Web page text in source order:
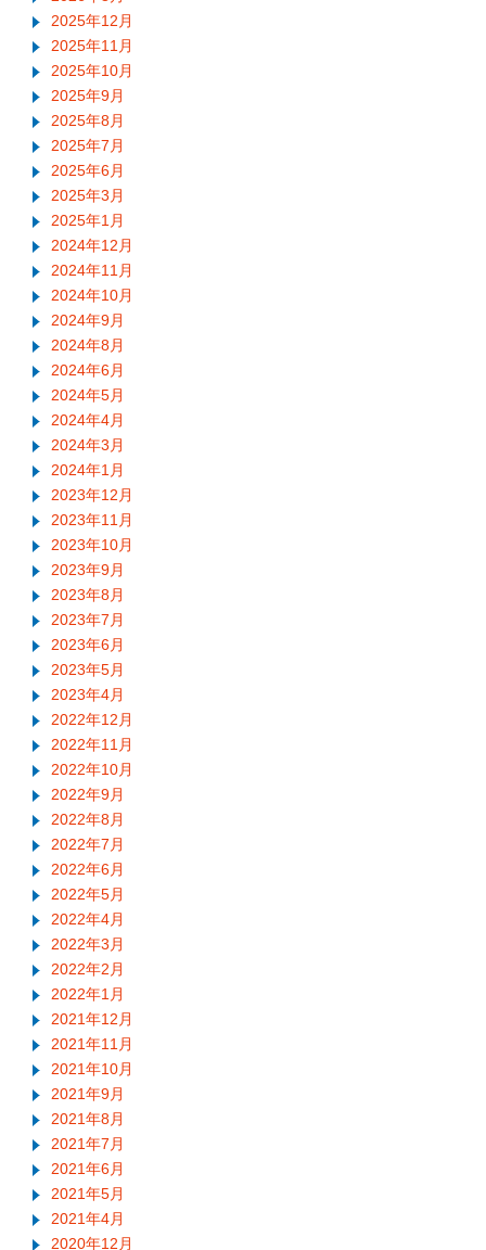
2025年12月
2025年11月
2025年10月
2025年9月
2025年8月
2025年7月
2025年6月
2025年3月
2025年1月
2024年12月
2024年11月
2024年10月
2024年9月
2024年8月
2024年6月
2024年5月
2024年4月
2024年3月
2024年1月
2023年12月
2023年11月
2023年10月
2023年9月
2023年8月
2023年7月
2023年6月
2023年5月
2023年4月
2022年12月
2022年11月
2022年10月
2022年9月
2022年8月
2022年7月
2022年6月
2022年5月
2022年4月
2022年3月
2022年2月
2022年1月
2021年12月
2021年11月
2021年10月
2021年9月
2021年8月
2021年7月
2021年6月
2021年5月
2021年4月
2020年12月